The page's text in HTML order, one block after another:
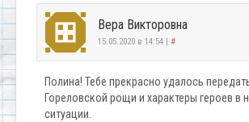
Вера Викторовна
15.05.2020 в 14:54 #
Полина! Тебе прекрасно удалось
Гореловской рощи и характеры героев в
ситуации.